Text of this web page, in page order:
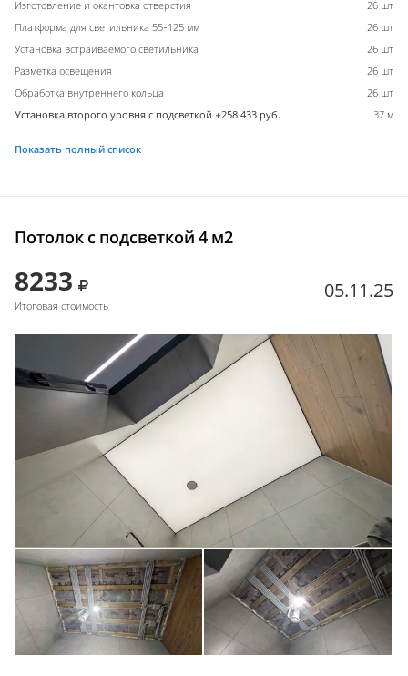
Изготовление и окантовка отверстия
26 шт
Платформа для светильника 55-125 мм
26 шт
Установка встраиваемого светильника
26 шт
Разметка освещения
26 шт
Обработка внутреннего кольца
26 шт
Установка второго уровня с подсветкой +258 433 руб.
37 м
Показать полный список
Потолок с подсветкой 4 м2
8233
Итоговая стоимость
05.11.25